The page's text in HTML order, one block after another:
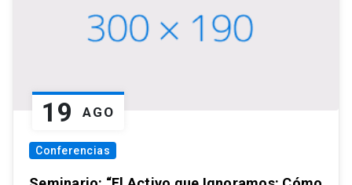
19 AGO
Conferencias